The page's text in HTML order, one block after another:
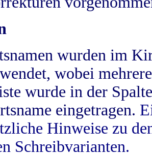
wurden im
wobei
wurde in der
eingetragen.
Hinweise zu
Schreibvarianten.